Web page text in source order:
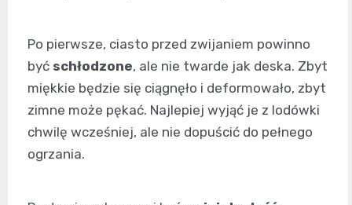
Po pierwsze, ciasto przed zwijaniem powinno
być schłodzone, ale nie twarde jak deska. Zbyt
miękkie będzie się ciągnęło i deformowało, zbyt
zimne może pękać. Najlepiej wyjąć je z lodówki
chwilę wcześniej, ale nie dopuścić do pełnego
ogrzania.